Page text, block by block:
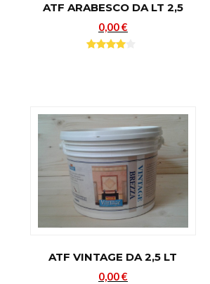
ATF ARABESCO DA LT 2,5
0,00 €
ATF VINTAGE DA 2,5 LT
0,00 €